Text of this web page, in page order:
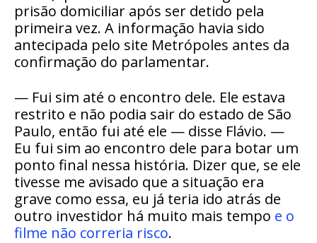
prisão domiciliar após ser detido pela
primeira vez. A informação havia sido
antecipada pelo site Metrópoles antes da
confirmação do parlamentar.
— Fui sim até o encontro dele. Ele estava
restrito e não podia sair do estado de São
Paulo, então fui até ele — disse Flávio. —
Eu fui sim ao encontro dele para botar um
ponto final nessa história. Dizer que, se ele
tivesse me avisado que a situação era
grave como essa, eu já teria ido atrás de
outro investidor há muito mais tempo e o
filme não correria risco.